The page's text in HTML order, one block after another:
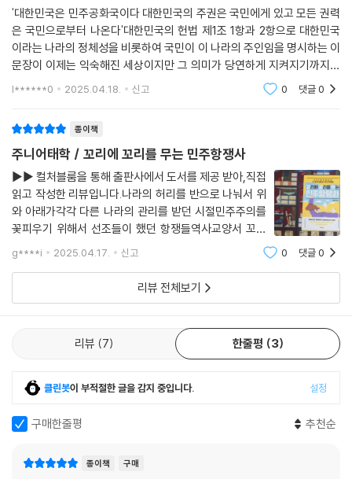
5·18 민주화 운동 기간은 1980년 5월 18일부터 5월 27일까지 열흘간이
다. 그러나 그 기간은 군인들이 총칼로 선량한 민주시민을 제압한 기간일
뿐이다. 박정희와 똑같은 방식으로 정권을 차지하려는 전두환과 신군부의
등장이, ‘김대중이 광주사태를 배후에서 조종했다’라는 뉴스를 도배한 신
군부의 거짓말이 광주 시민의 자존심에 상처를 줬고, 시민항쟁을 만들었
--- p.174
1980년 10월 22일 국민투표에서 전두환 정권의 ‘헌법개정안’은 95.5퍼
센트의 투표율과 91.6퍼센트의 찬성으로 통과되었다. 압도적인 찬성률에
민주화 운동 세력은 당혹감을 감출 수 없었지만, 계엄령 아래에서 군대와
경찰, 통반장의 선거 개입은 예상된 일이었다. ‘개정헌법’에 따라 전두환은
국회와 정당을 해산했고, ‘국가보위입법회의’라는 어이없는 입법기구를 만
들어 156일 동안 국회를 대신해 입법부 기능을 하게 했다.
없었을 것이다. 경찰은 물러났다. 명동성당 농성을 지지하고 지원하는 100
0여 명의 대학생은 남대문시장에서 시위를 벌였다. 성당 안에서 천막생활
하는 상계동 철거민들은 농성자들에게 음식을 제공했다. 6월 10일 하루로
예정되었던 국민대회는 국본 지도부가 감당하기 어려운 ‘6·10 민주항
쟁’으로 진화했다.
'대한민국은 민주공화국이다 대한민국의 주권은 국민에게 있고 모든 권력
은 국민으로부터 나온다'대한민국의 헌법 제1조 1항과 2항으로 대한민국
이라는 나라의 정체성을 비롯하여 국민이 이 나라의 주인임을 명시하는 이
문장이 이제는 익숙해진 세상이지만 그 의미가 당연하게 지켜지기까지는
오랜 시간과 수많은 이들의 희생 그리고 아물지않는 상처가 함께 했습니다
l******0 2025.04.18. 신고 0 댓글0
종이책
주니어태학 / 꼬리에 꼬리를 무는 민주항쟁사
▶▶ 컬처블룸을 통해 출판사에서 도서를 제공 받아,직접
읽고 작성한 리뷰입니다. 나라의 허리를 반으로 나눠서 위
와 아래가각각 다른 나라의 관리를 받던 시절민주주의를
꽃피우기 위해서 선조들이 했던 항쟁들역사교양서 꼬리
에 꼬리를 무는 민주항쟁사는4.3 4.19 5.18 6.10 민주항
쟁 사건을한권에 모두 담고 있는데요4개의 항쟁들이 어
떤 사건들로 발생하게 되었고또 그로 인해 현
g****i 2025.04.17. 신고 0 댓글0
리뷰 전체보기
리뷰 7 한줄평 3
클린봇이 부적절한 글을 감지 중입니다. 설정
구매한줄평 추천순
종이책 구매